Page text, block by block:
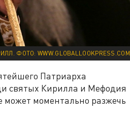
WWW.GLOBALLOOKPRESS.COM
Патриарха
святых Кирилла и Мефодия
может моментально разжечь